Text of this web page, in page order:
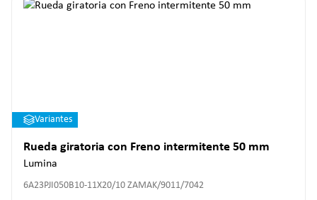
Variantes
Rueda giratoria con Freno intermitente 50 mm
Lumina
6A23PJI050B10-11X20/10 ZAMAK/9011/7042